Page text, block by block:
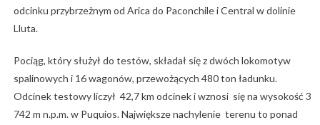
odcinku przybrzeżnym od Arica do Paconchile i Central w dolinie
Lluta.
Pociąg, który służył do testów, składał się z dwóch lokomotyw
spalinowych i 16 wagonów, przewożących 480 ton ładunku.
Odcinek testowy liczył 42,7 km odcinek i wznosi się na wysokość 3
742 m n.p.m. w Puquios. Największe nachylenie terenu to ponad